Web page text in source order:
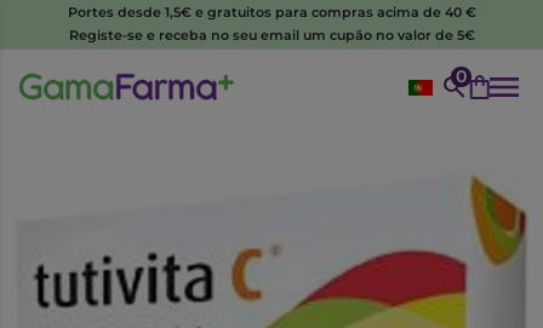
Portes desde 1,5€ e gratuitos para compras acima de 40 €
Registe-se e receba no seu email um cupão no valor de 5€
0